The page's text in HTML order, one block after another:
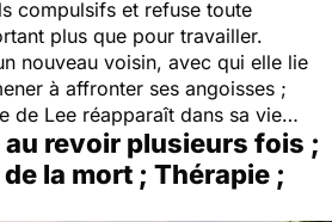
compulsifs et refuse toute
plus que pour travailler.
nouveau voisin, avec qui elle lie
à affronter ses angoisses ;
de Lee réapparaît dans sa vie…
au revoir plusieurs fois ;
la mort ; Thérapie ;